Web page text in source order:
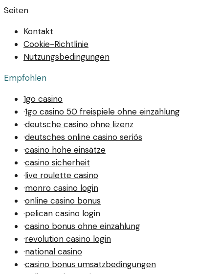
Seiten
Kontakt
Cookie-Richtlinie
Nutzungsbedingungen
Empfohlen
1go casino
·1go casino 50 freispiele ohne einzahlung
·deutsche casino ohne lizenz
·deutsches online casino seriös
·casino hohe einsätze
·casino sicherheit
·live roulette casino
·monro casino login
·online casino bonus
·pelican casino login
·casino bonus ohne einzahlung
·revolution casino login
·national casino
·casino bonus umsatzbedingungen